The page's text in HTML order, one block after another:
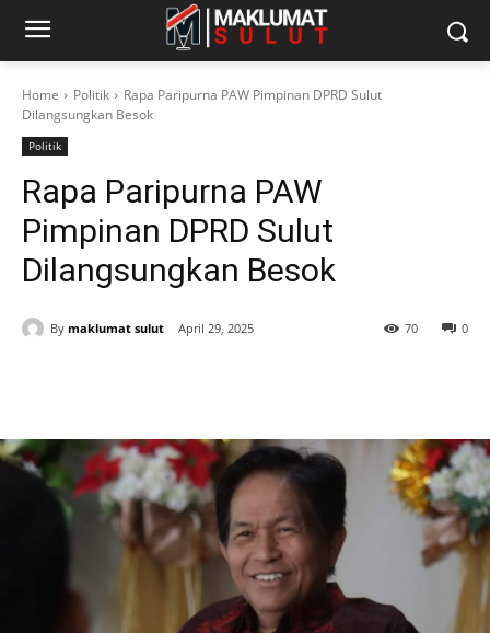
Home Politik
Rapa Paripurna PAW Pimpinan DPRD Sulut
Dilangsungkan Besok
Politik
Rapa Paripurna PAW
Pimpinan DPRD Sulut
Dilangsungkan Besok
By maklumat sulut April 29, 2025 0
70